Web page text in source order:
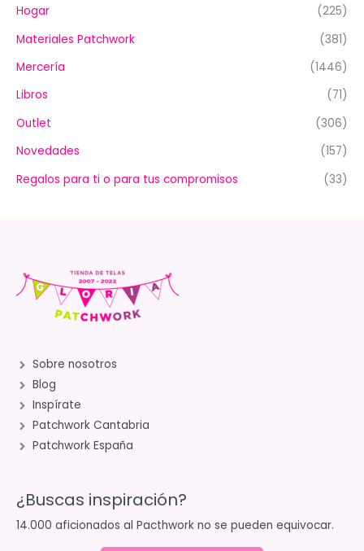
Hogar
(225)
Materiales Patchwork
(381)
Mercería
(1446)
Libros
(71)
Outlet
(306)
Novedades
(157)
Regalos para ti o para tus compromisos
(33)
Sobre nosotros
Blog
Inspírate
Patchwork Cantabria
Patchwork España
¿Buscas inspiración?
14.000 aficionados al Pacthwork no se pueden equivocar.